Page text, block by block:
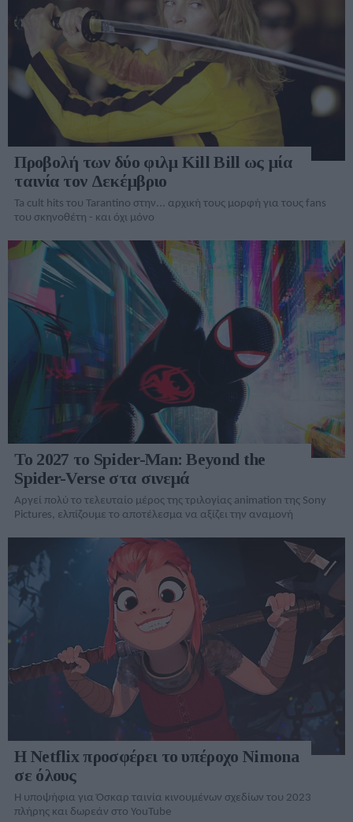
Προβολή των δύο φιλμ Kill Bill ως μία
ταινία τον Δεκέμβριο
Ta cult hits του Tarantino στην... αρχική τους μορφή για τους fans
του σκηνοθέτη - και όχι μόνο
Το 2027 το Spider-Man: Beyond the
Spider-Verse στα σινεμά
Αργεί πολύ το τελευταίο μέρος της τριλογίας animation της Sony
Pictures, ελπίζουμε το αποτέλεσμα να αξίζει την αναμονή
Η Netflix προσφέρει το υπέροχο Nimona
σε όλους
Η υποψήφια για Όσκαρ ταινία κινουμένων σχεδίων του 2023
πλήρης και δωρεάν στο YouTube